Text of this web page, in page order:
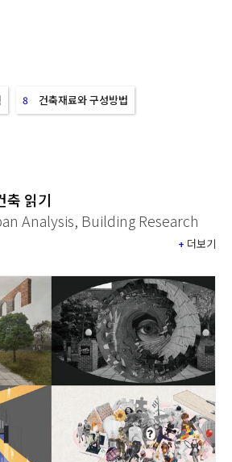
8 건축재료와 구성방법
축 읽기
Analysis, Building Research
+ 더보기